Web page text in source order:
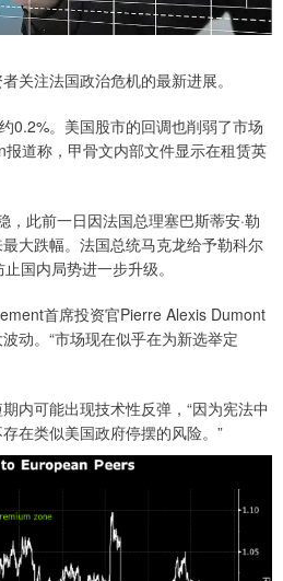
注法国政治危机的最新进展。
。美国股市的回调也削弱了市场
道称，甲骨文内部文件显示在租赁英
此前一日因法国总理塞巴斯蒂安·勒
大跌幅。法国总统马克龙给予勒科尔
国内局势进一步升级。
首席投资官Pierre Alexis Dumont
动。“市场现在似乎在为新选举定
可能出现技术性反弹，“因为宪法中
在类似美国政府停摆的风险。”